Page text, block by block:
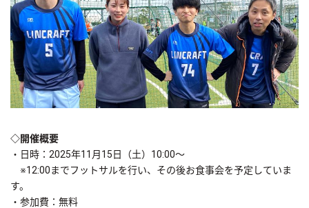
◇開催概要
・日時：2025年11月15日（土）10:00〜
※12:00までフットサルを行い、その後お食事会を予定していま
す。
・参加費：無料